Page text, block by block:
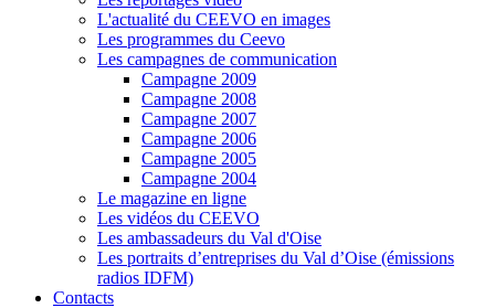
L'actualité du CEEVO en images
Les programmes du Ceevo
Les campagnes de communication
Campagne 2009
Campagne 2008
Campagne 2007
Campagne 2006
Campagne 2005
Campagne 2004
Le magazine en ligne
Les vidéos du CEEVO
Les ambassadeurs du Val d'Oise
Les portraits d’entreprises du Val d’Oise (émissions
radios IDFM)
Contacts